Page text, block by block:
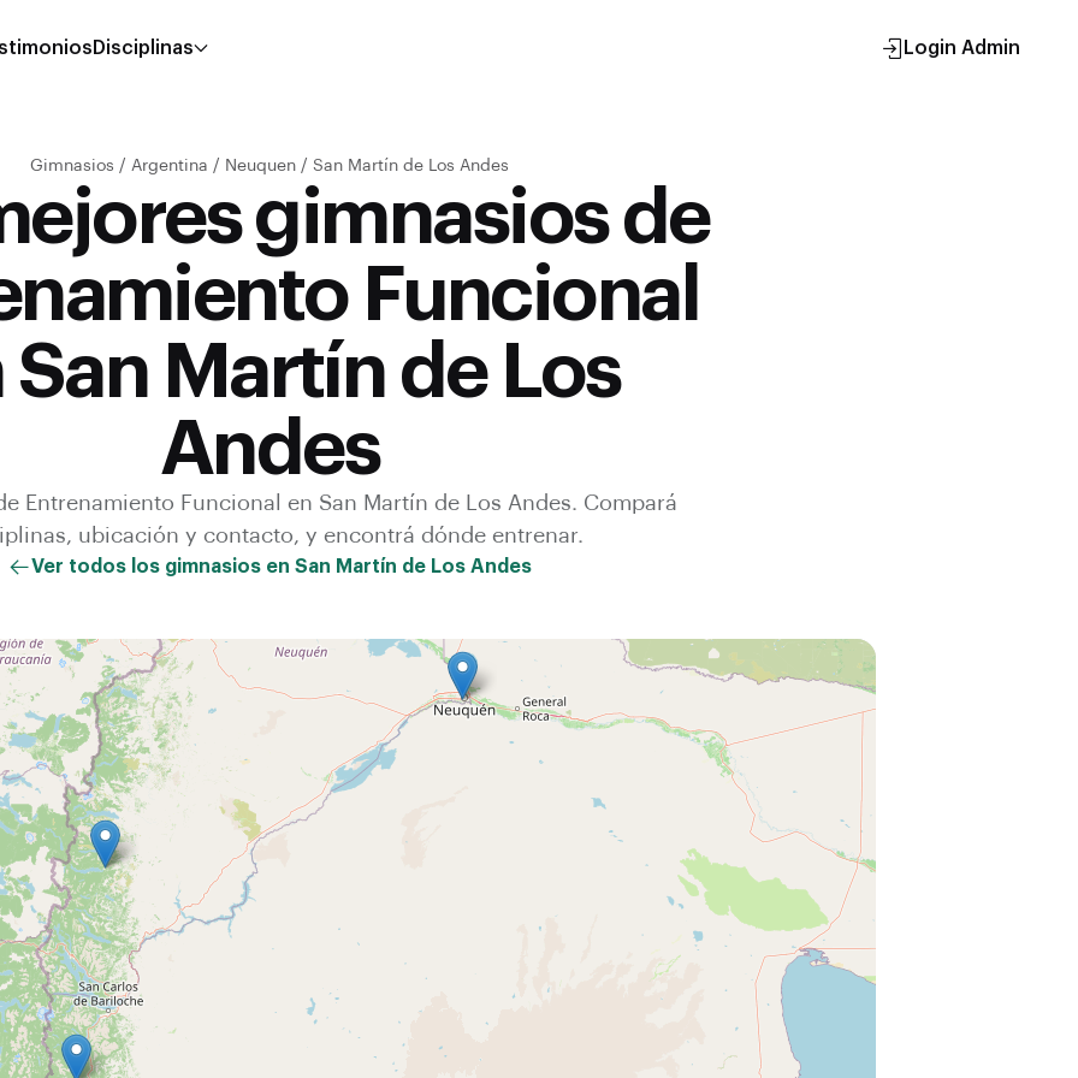
Disciplinas Login Admin
Gimnasios / Argentina / Neuquen / San Martín de Los Andes
gimnasios de
Funcional
San Martín de Los
Andes
Entrenamiento Funcional en San Martín de Los Andes. Compará
ubicación y contacto, y encontrá dónde entrenar.
Ver todos los gimnasios en San Martín de Los Andes